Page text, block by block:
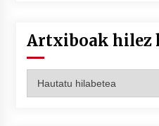
Artxiboak hilez
hilez